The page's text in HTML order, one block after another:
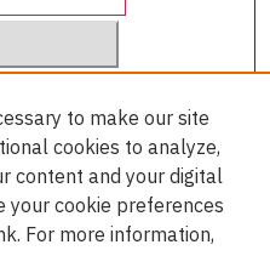
to make our site
cookies to analyze,
content and your digital
your cookie preferences
For more information,